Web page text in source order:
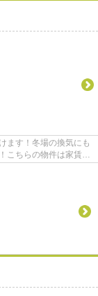
ます！冬場の換気にも
こちらの物件は家賃4.6